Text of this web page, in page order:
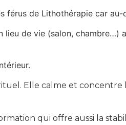
férus de Lithothérapie car
lieu de vie (salon,
Elle calme et
qui offre aussi la